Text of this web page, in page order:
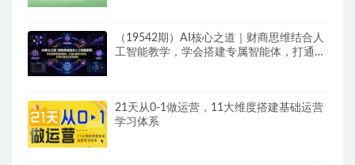
（19542期）AI核心之道｜财商思维结合人
工智能教学，学会搭建专属智能体，打通AI
21天从0-1做运营，11大维度搭建基础运营
学习体系